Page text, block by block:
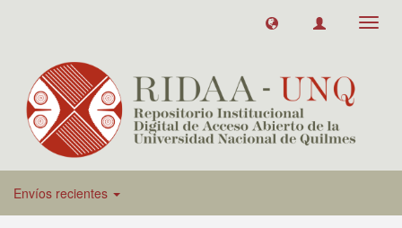
Envíos recientes